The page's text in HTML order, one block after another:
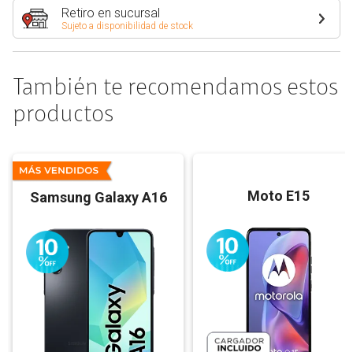
Retiro en sucursal
Sujeto a disponibilidad de stock
También te recomendamos estos
productos
Samsung Galaxy A16 Moto E15